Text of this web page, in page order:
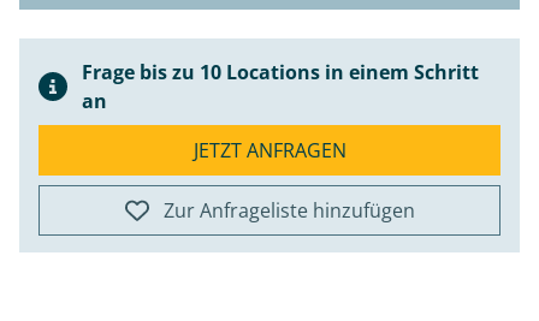
Frage bis zu 10 Locations in einem Schritt
an
JETZT ANFRAGEN
Zur Anfrageliste hinzufügen